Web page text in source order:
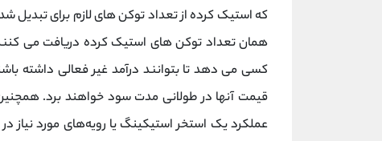
که استیک کرده از تعداد توکن های لازم برای تبدیل
همان تعداد توکن های استیک کرده دریافت می
کسی می دهد تا بتوانند درآمد غیر فعالی داشته
قیمت آنها در طولانی مدت سود خواهند برد.
عملکرد یک استخر استیکینگ یا رویه‌های مورد نیاز در